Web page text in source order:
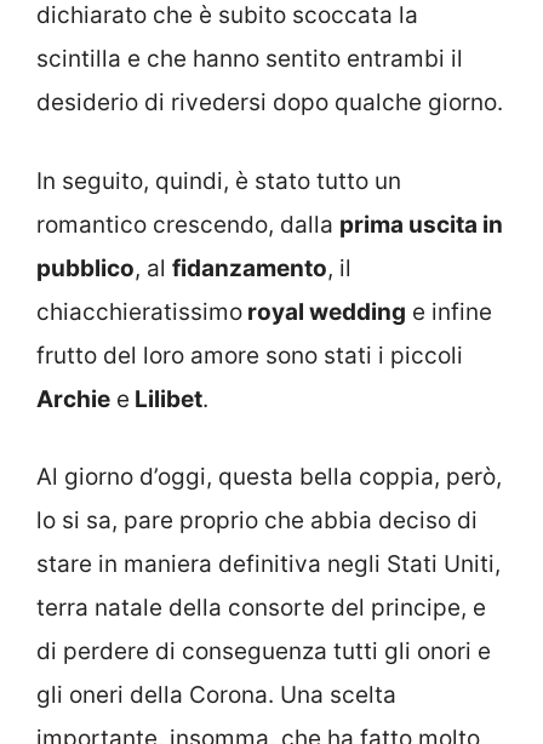
dichiarato che è subito scoccata la
scintilla e che hanno sentito entrambi il
desiderio di rivedersi dopo qualche giorno.
In seguito, quindi, è stato tutto un
romantico crescendo, dalla prima uscita in
pubblico, al fidanzamento, il
chiacchieratissimo royal wedding e infine
frutto del loro amore sono stati i piccoli
Archie e Lilibet.
Al giorno d’oggi, questa bella coppia, però,
lo si sa, pare proprio che abbia deciso di
stare in maniera definitiva negli Stati Uniti,
terra natale della consorte del principe, e
di perdere di conseguenza tutti gli onori e
gli oneri della Corona. Una scelta